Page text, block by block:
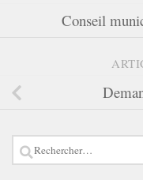
Conseil
Rechercher :